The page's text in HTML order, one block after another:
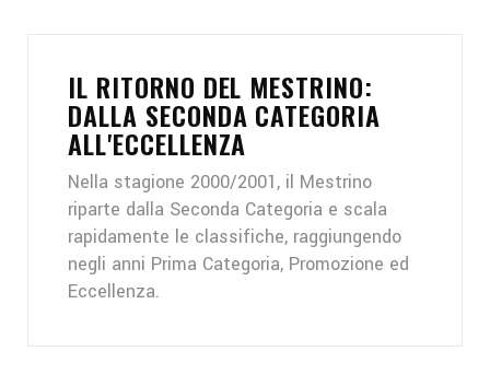
IL RITORNO DEL MESTRINO:
DALLA SECONDA CATEGORIA
ALL'ECCELLENZA
Nella stagione 2000/2001, il Mestrino
riparte dalla Seconda Categoria e scala
rapidamente le classifiche, raggiungendo
negli anni Prima Categoria, Promozione ed
Eccellenza.